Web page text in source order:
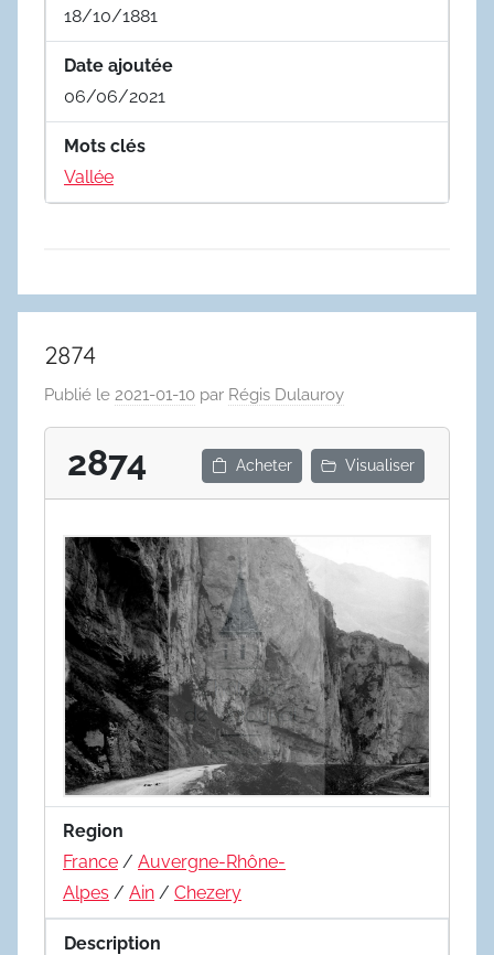
18/10/1881
Date ajoutée
06/06/2021
Mots clés
Vallée
2874
Publié le 2021-01-10 par Régis Dulauroy
2874 Acheter Visualiser
Region
France / Auvergne-Rhône-
Alpes / Ain / Chezery
Description